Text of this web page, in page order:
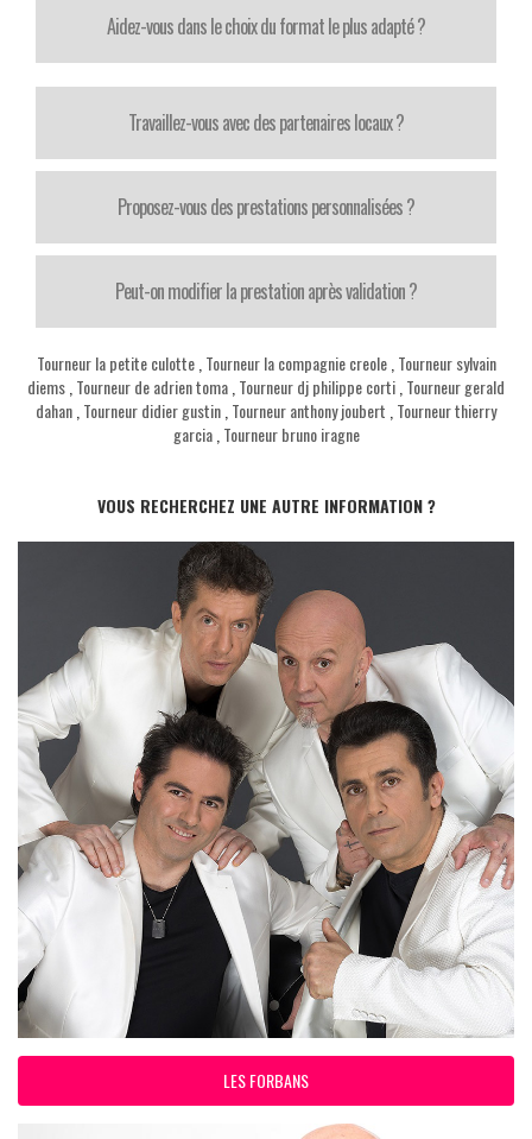
Aidez-vous dans le choix du format le plus adapté ?
Travaillez-vous avec des partenaires locaux ?
Proposez-vous des prestations personnalisées ?
Peut-on modifier la prestation après validation ?
Tourneur la petite culotte, Tourneur la compagnie creole, Tourneur sylvain
diems Tourneur de adrien toma Tourneur dj philippe corti Tourneur gerald
dahan Tourneur didier gustin Tourneur anthony joubert Tourneur thierry
garcia, Tourneur bruno iragne
VOUS RECHERCHEZ UNE AUTRE INFORMATION ?
LES FORBANS